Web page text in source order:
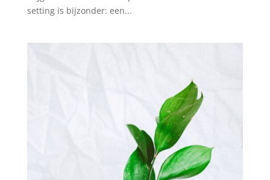
setting is bijzonder: een...